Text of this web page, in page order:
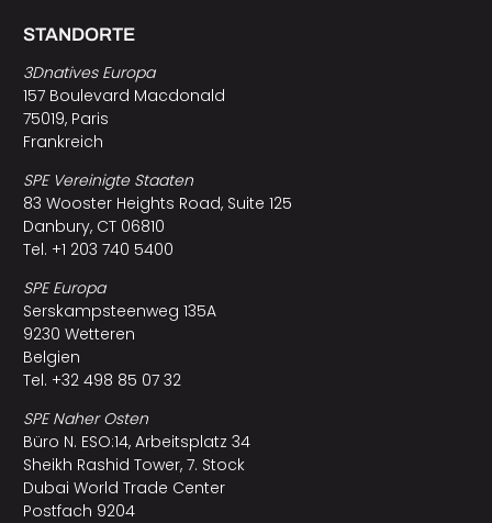
STANDORTE
3Dnatives Europa
157 Boulevard Macdonald
75019, Paris
Frankreich
SPE Vereinigte Staaten
83 Wooster Heights Road, Suite 125
Danbury, CT 06810
Tel. +1 203 740 5400
SPE Europa
Serskampsteenweg 135A
9230 Wetteren
Belgien
Tel. +32 498 85 07 32
SPE Naher Osten
Büro N. ESO:14, Arbeitsplatz 34
Sheikh Rashid Tower, 7. Stock
Dubai World Trade Center
Postfach 9204